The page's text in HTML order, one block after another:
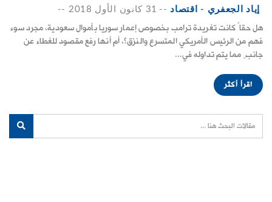
إياد الجعفري - اقتصاد -- 31 كانون الأول 2018 --
هل حقاً كانت تغريدة ترامب بخصوص إعمار سوريا بأموال سعودية، مجرد سوء
فهم من الرئيس الأمريكي المتسرع والنزق؟، أم أنها رفع مقصود للغطاء عن
جانبٍ مما يتم تداوله في...
اقرأ أكثر